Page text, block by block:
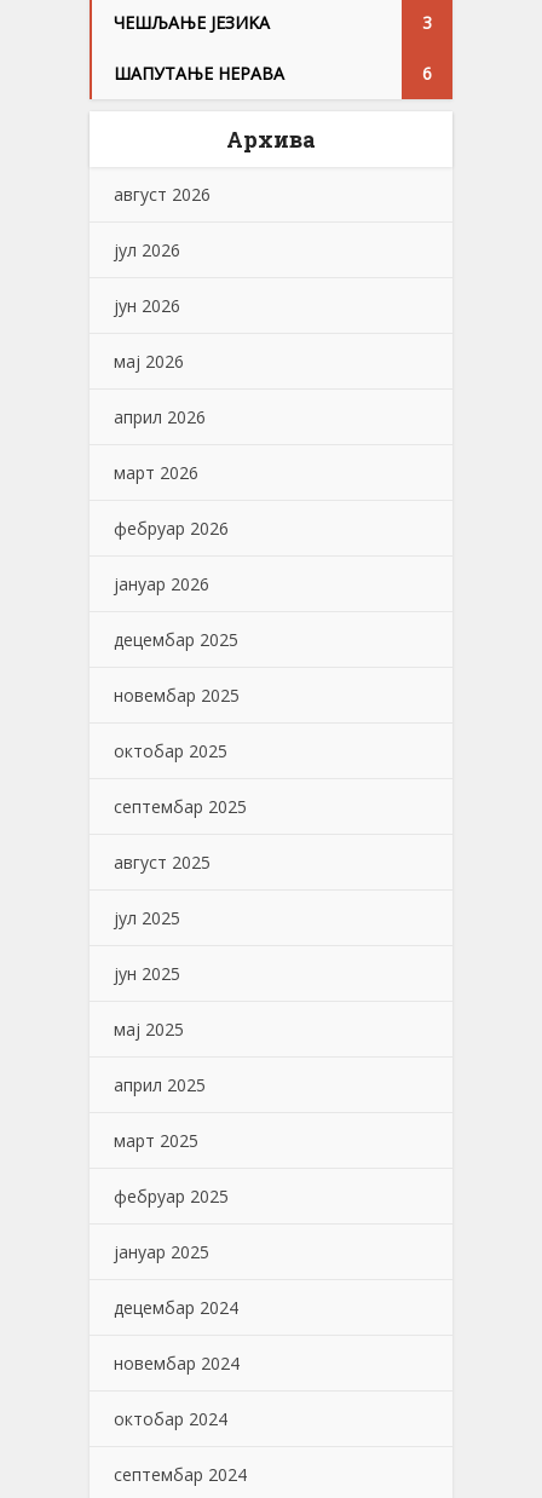
ЧЕШЉАЊЕ ЈЕЗИKА 3
ШАПУТАЊЕ НЕРАВА 6
Архива
август 2026
јул 2026
јун 2026
мај 2026
април 2026
март 2026
фебруар 2026
јануар 2026
децембар 2025
новембар 2025
октобар 2025
септембар 2025
август 2025
јул 2025
јун 2025
мај 2025
април 2025
март 2025
фебруар 2025
јануар 2025
децембар 2024
новембар 2024
октобар 2024
септембар 2024